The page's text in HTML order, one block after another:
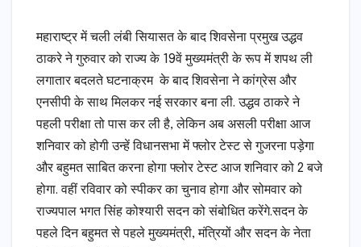
महाराष्ट्र में चली लंबी सियासत के बाद शिवसेना प्रमुख उद्धव
ठाकरे ने गुरुवार को राज्य के 19वें मुख्यमंत्री के रूप में शपथ ली
लगातार बदलते घटनाक्रम के बाद शिवसेना ने कांग्रेस और
एनसीपी के साथ मिलकर नई सरकार बना ली. उद्धव ठाकरे ने
पहली परीक्षा तो पास कर ली है, लेकिन अब असली परीक्षा आज
शनिवार को होगी उन्हें विधानसभा में फ्लोर टेस्ट से गुजरना पड़ेगा
और बहुमत साबित करना होगा फ्लोर टेस्ट आज शनिवार को 2 बजे
होगा. वहीं रविवार को स्पीकर का चुनाव होगा और सोमवार को
राज्यपाल भगत सिंह कोश्यारी सदन को संबोधित करेंगे.सदन के
पहले दिन बहुमत से पहले मुख्यमंत्री, मंत्रियों और सदन के नेता